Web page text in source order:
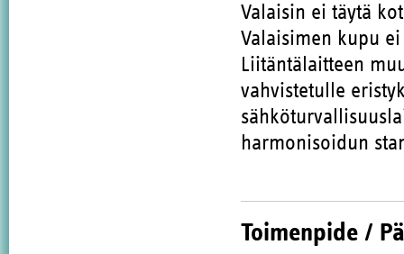
Valaisin ei täytä
Valaisimen kupu
Liitäntälaitteen
vahvistetulle
harmonisoidun
Toimenpide /